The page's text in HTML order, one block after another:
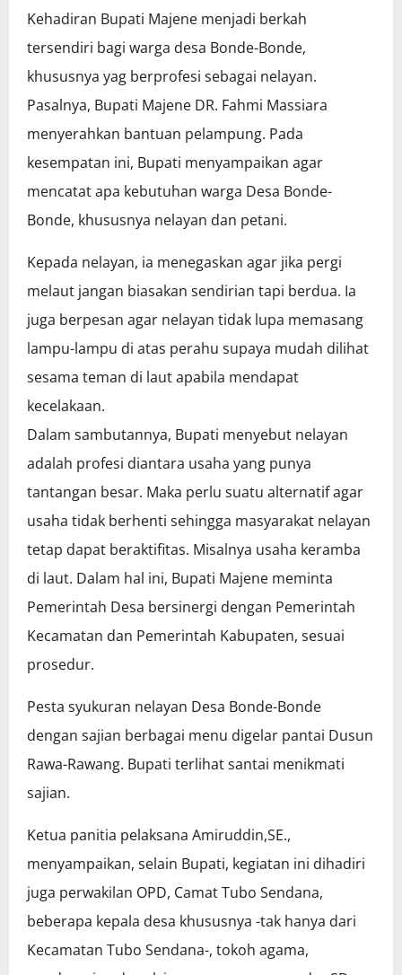
Kehadiran Bupati Majene menjadi berkah
tersendiri bagi warga desa Bonde-Bonde,
khususnya yag berprofesi sebagai nelayan.
Pasalnya, Bupati Majene DR. Fahmi Massiara
menyerahkan bantuan pelampung. Pada
kesempatan ini, Bupati menyampaikan agar
mencatat apa kebutuhan warga Desa Bonde-
Bonde, khususnya nelayan dan petani.
Kepada nelayan, ia menegaskan agar jika pergi
melaut jangan biasakan sendirian tapi berdua. Ia
juga berpesan agar nelayan tidak lupa memasang
lampu-lampu di atas perahu supaya mudah dilihat
sesama teman di laut apabila mendapat
kecelakaan.
Dalam sambutannya, Bupati menyebut nelayan
adalah profesi diantara usaha yang punya
tantangan besar. Maka perlu suatu alternatif agar
usaha tidak berhenti sehingga masyarakat nelayan
tetap dapat beraktifitas. Misalnya usaha keramba
di laut. Dalam hal ini, Bupati Majene meminta
Pemerintah Desa bersinergi dengan Pemerintah
Kecamatan dan Pemerintah Kabupaten, sesuai
prosedur.
Pesta syukuran nelayan Desa Bonde-Bonde
dengan sajian berbagai menu digelar pantai Dusun
Rawa-Rawang. Bupati terlihat santai menikmati
sajian.
Ketua panitia pelaksana Amiruddin,SE.,
menyampaikan, selain Bupati, kegiatan ini dihadiri
juga perwakilan OPD, Camat Tubo Sendana,
beberapa kepala desa khususnya -tak hanya dari
Kecamatan Tubo Sendana-, tokoh agama,